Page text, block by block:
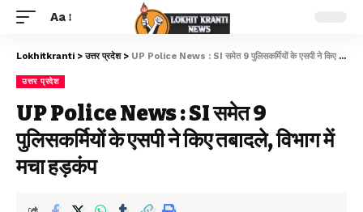
Aa
Lokhitkranti >उत्तर प्रदेश> UP Police News : SI समेत 9 पुलिसकर्मियों के एसपी ने किए तबादले, विभाग में मचा हड़कंप
उत्तर प्रदेश
UP Police News : SI समेत 9
पुलिसकर्मियों के एसपी ने किए तबादले, विभाग में
मचा हड़कंप